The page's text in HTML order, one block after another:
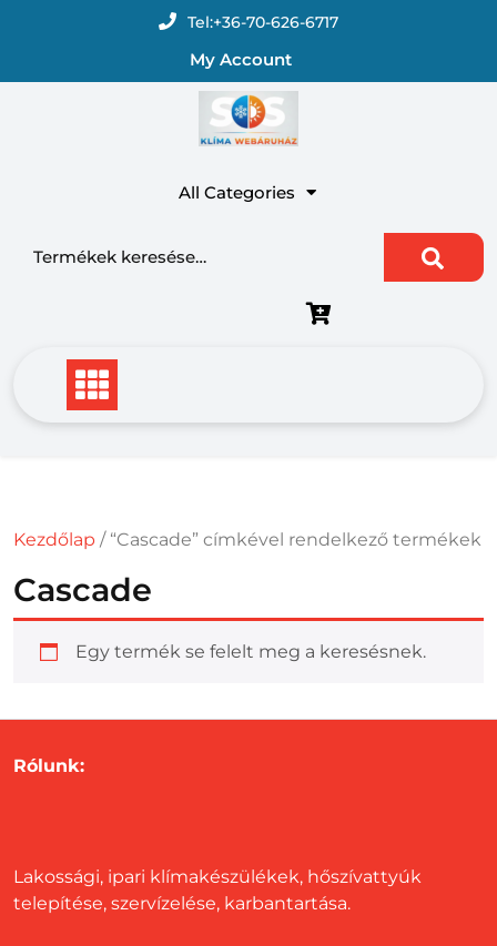
Tel:+36-70-626-6717
My Account
All Categories
Keresés a következőre:
Kezdőlap / “Cascade” címkével rendelkező termékek
Cascade
Egy termék se felelt meg a keresésnek.
Rólunk:
Lakossági, ipari klímakészülékek, hőszívattyúk
telepítése, szervízelése, karbantartása.